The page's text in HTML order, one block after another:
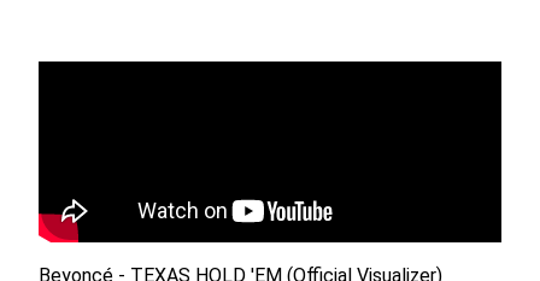
Beyoncé - TEXAS HOLD 'EM (Official Visualizer)